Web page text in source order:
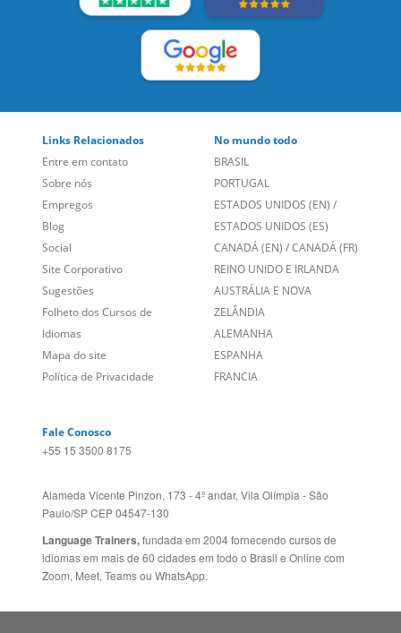
Sobre nós
Empregos
Blog
Social
Site Corporativo
Sugestões
Folheto dos Cursos de
Idiomas
Mapa do site
Política de Privacidade
PORTUGAL
ESTADOS UNIDOS (EN)
ESTADOS UNIDOS (ES)
CANADÁ (EN)/CANADÁ (FR)
REINO UNIDO E IRLANDA
AUSTRÁLIA E NOVA
ZELÂNDIA
ALEMANHA
ESPANHA
FRANCIA
Alameda Vicente Pinzon, 173 - 4º andar, Vila Olímpia - São
Language Trainers,fundada em 2004 fornecendo cursos de
idiomas em mais de 60 cidades em todo o Brasil e Online com